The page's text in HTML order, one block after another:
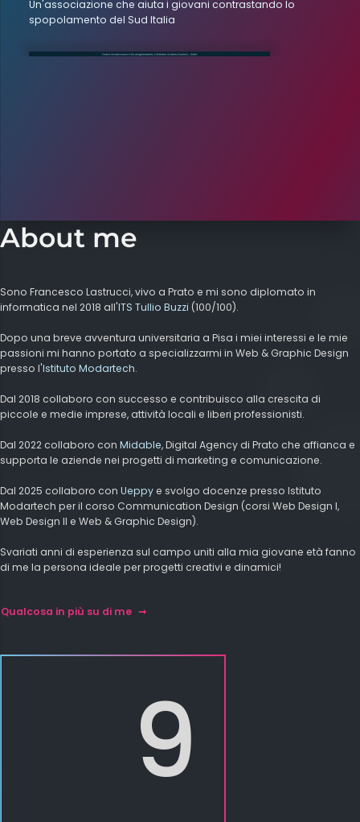
Un'associazione che aiuta i giovani contrastando lo
spopolamento del Sud Italia
About me
9
Sono Francesco Lastrucci, vivo a Prato e mi sono diplomato in
informatica nel 2018 all'ITS Tullio Buzzi (100/100).
Dopo una breve avventura universitaria a Pisa i miei interessi e le mie
passioni mi hanno portato a specializzarmi in Web & Graphic Design
presso l'Istituto Modartech.
Dal 2018 collaboro con successo e contribuisco alla crescita di
piccole e medie imprese, attività locali e liberi professionisti.
Dal 2022 collaboro con Midable, Digital Agency di Prato che affianca e
supporta le aziende nei progetti di marketing e comunicazione.
Dal 2025 collaboro con Ueppy e svolgo docenze presso Istituto
Modartech per il corso Communication Design (corsi Web Design I,
Web Design II e Web & Graphic Design).
Svariati anni di esperienza sul campo uniti alla mia giovane età fanno
di me la persona ideale per progetti creativi e dinamici!
Qualcosa in più su di me